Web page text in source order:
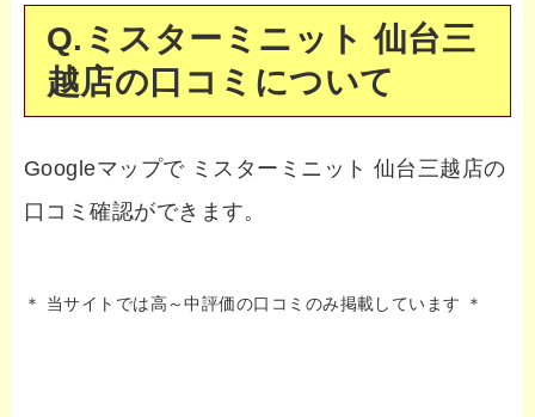
Q.ミスターミニット 仙台三
越店の口コミについて
Googleマップで ミスターミニット 仙台三越店の
口コミ確認ができます。
＊ 当サイトでは高～中評価の口コミのみ掲載しています ＊